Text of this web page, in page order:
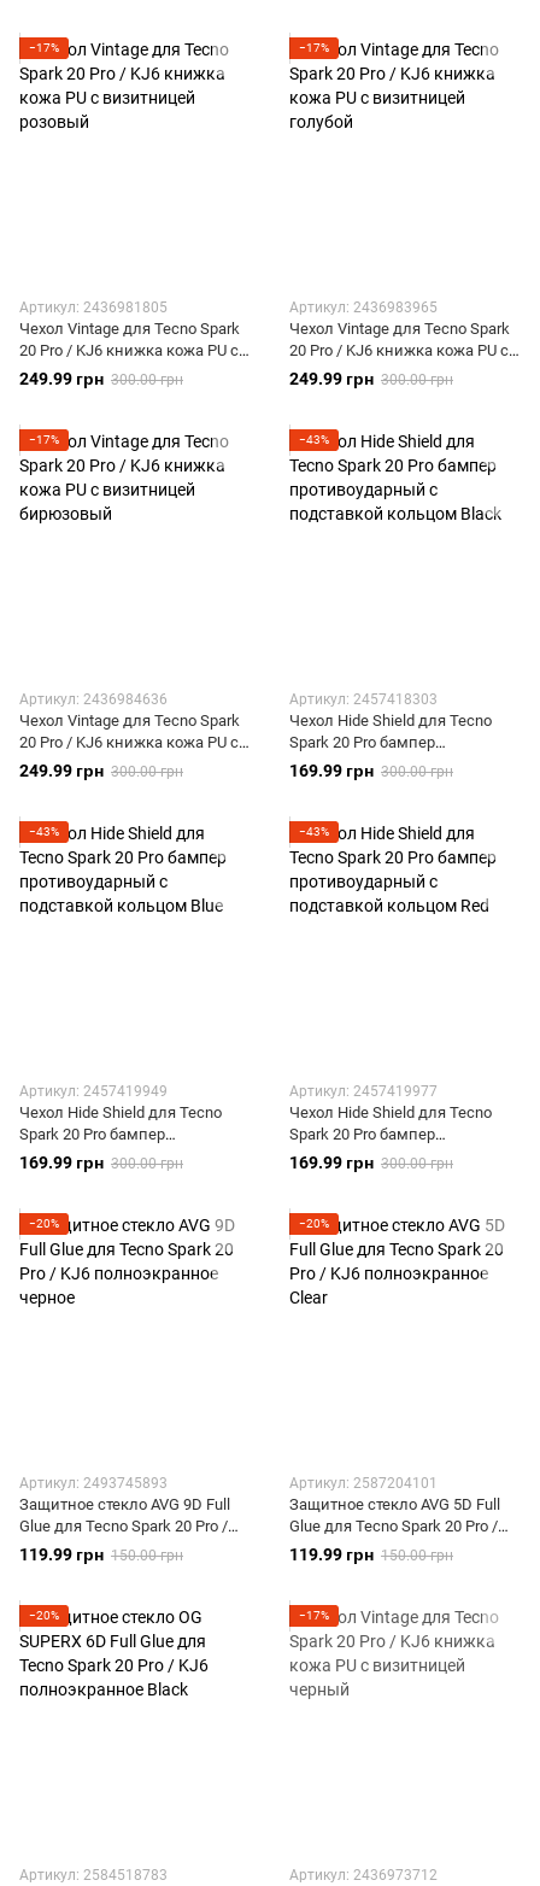
−17%
Артикул: 2436981805
Чехол Vintage для Tecno Spark
20 Pro / KJ6 книжка кожа PU с
визитницей розовый
249.99 грн 300.00 грн
−17%
Артикул: 2436983965
Чехол Vintage для Tecno Spark
20 Pro / KJ6 книжка кожа PU с
визитницей голубой
249.99 грн 300.00 грн
−17%
Артикул: 2436984636
Чехол Vintage для Tecno Spark
20 Pro / KJ6 книжка кожа PU с
визитницей бирюзовый
249.99 грн 300.00 грн
−43%
Артикул: 2457418303
Чехол Hide Shield для Tecno
Spark 20 Pro бампер
противоударный с подставкой
кольцом Black
169.99 грн 300.00 грн
−43%
Артикул: 2457419949
Чехол Hide Shield для Tecno
Spark 20 Pro бампер
противоударный с подставкой
кольцом Blue
169.99 грн 300.00 грн
−43%
Артикул: 2457419977
Чехол Hide Shield для Tecno
Spark 20 Pro бампер
противоударный с подставкой
кольцом Red
169.99 грн 300.00 грн
−20%
Артикул: 2493745893
Защитное стекло AVG 9D Full
Glue для Tecno Spark 20 Pro /
KJ6 полноэкранное черное
119.99 грн 150.00 грн
−20%
Артикул: 2587204101
Защитное стекло AVG 5D Full
Glue для Tecno Spark 20 Pro /
KJ6 полноэкранное Clear
119.99 грн 150.00 грн
−20%
Артикул: 2584518783
−17%
Артикул: 2436973712